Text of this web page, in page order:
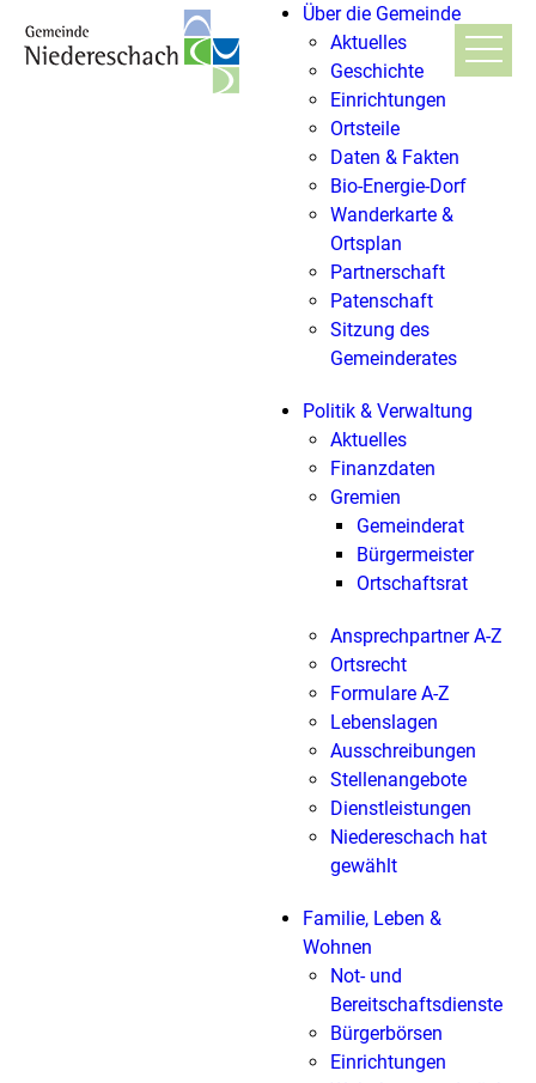
Über die Gemeinde
Aktuelles
Geschichte
Einrichtungen
Ortsteile
Daten & Fakten
Bio-Energie-Dorf
Wanderkarte &
Ortsplan
Partnerschaft
Patenschaft
Sitzung des
Gemeinderates
Politik & Verwaltung
Aktuelles
Finanzdaten
Gremien
Gemeinderat
Bürgermeister
Ortschaftsrat
Ansprechpartner A-Z
Ortsrecht
Formulare A-Z
Lebenslagen
Ausschreibungen
Stellenangebote
Dienstleistungen
Niedereschach hat
gewählt
Familie, Leben &
Wohnen
Not- und
Bereitschaftsdienste
Bürgerbörsen
Einrichtungen